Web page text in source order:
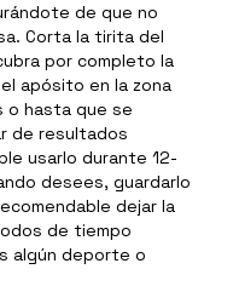
de que no
Corta la tirita del
por completo la
apósito en la zona
o hasta que se
de resultados
usarlo durante 12-
desees, guardarlo
dejar la
de tiempo
algún deporte o